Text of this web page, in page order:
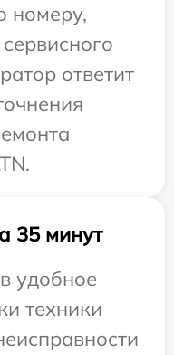
номеру,
ответит
35 минут
удобное
техники